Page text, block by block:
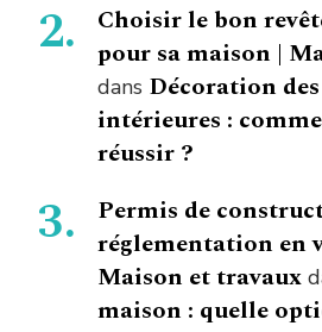
Choisir le bon
pour sa maison |
dans Décoration
intérieures :
réussir ?
Permis de
réglementation en
Maison et travaux
maison : quelle